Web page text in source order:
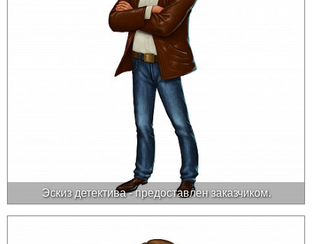
Эскиз детектива - предоставлен заказчиком.